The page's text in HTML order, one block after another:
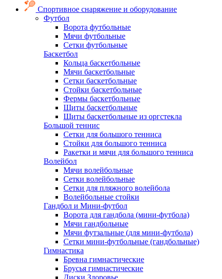
Спортивное снаряжение и оборудование
Футбол
Ворота футбольные
Мячи футбольные
Сетки футбольные
Баскетбол
Кольца баскетбольные
Мячи баскетбольные
Сетки баскетбольные
Стойки баскетбольные
Фермы баскетбольные
Щиты баскетбольные
Щиты баскетбольные из оргстекла
Большой теннис
Сетки для большого тенниса
Стойки для большого тенниса
Ракетки и мячи для большого тенниса
Волейбол
Мячи волейбольные
Сетки волейбольные
Сетки для пляжного волейбола
Волейбольные стойки
Гандбол и Мини-футбол
Ворота для гандбола (мини-футбола)
Мячи гандбольные
Мячи футзальные (для мини-футбола)
Сетки мини-футбольные (гандбольные)
Гимнастика
Бревна гимнастические
Брусья гимнастические
Диски Здоровье